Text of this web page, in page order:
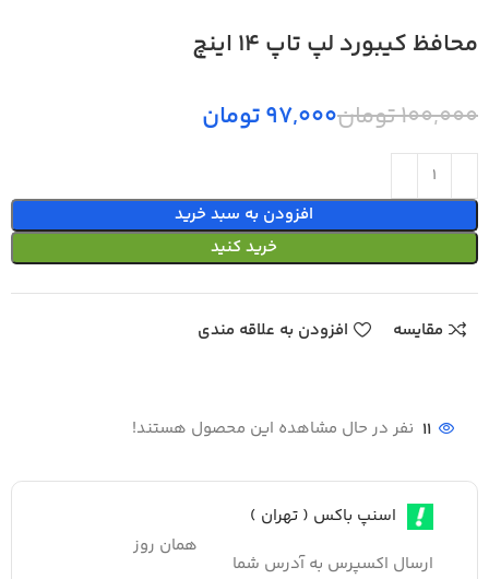
محافظ کیبورد لپ تاپ 14 اینچ
100,000تومان97,000تومان
افزودن به سبد خرید
خرید کنید
مقایسه افزودن به علاقه مندی
11 نفر در حال مشاهده این محصول هستند!
اسنپ باکس ( تهران )
ارسال اکسپرس به آدرس شما
همان روز